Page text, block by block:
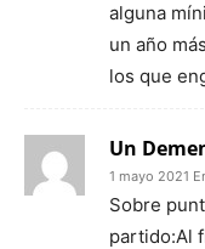
alguna
un año
los que
Un
1 mayo 2021
Sobre
partido:Al